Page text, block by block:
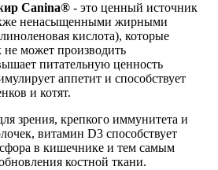
Canina® - это ценный источник
ненасыщенными жирными
кислота), которые
не может производить
питательную ценность
аппетит и способствует
и котят.
зрения, крепкого иммунитета и
витамин D3 способствует
в кишечнике и тем самым
костной ткани.